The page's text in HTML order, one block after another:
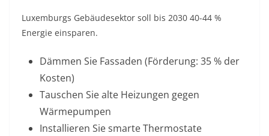
Luxemburgs Gebäudesektor soll bis 2030 40-44 %
Energie einsparen.
Dämmen Sie Fassaden (Förderung: 35 % der
Kosten)
Tauschen Sie alte Heizungen gegen
Wärmepumpen
Installieren Sie smarte Thermostate